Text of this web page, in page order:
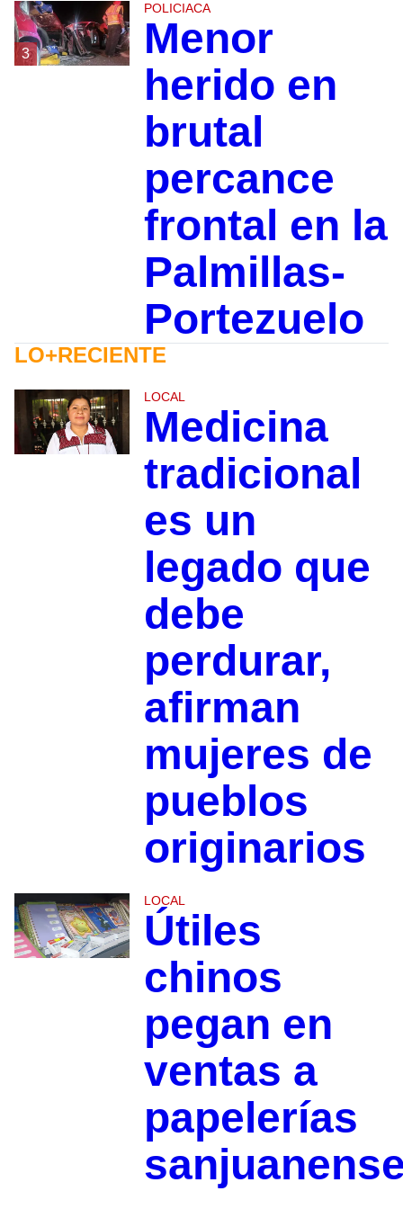
3
POLICIACA
Menor
herido en
brutal
percance
frontal en la
Palmillas-
Portezuelo
LO+RECIENTE
LOCAL
Medicina
tradicional
es un
legado que
debe
perdurar,
afirman
mujeres de
pueblos
originarios
LOCAL
Útiles
chinos
pegan en
ventas a
papelerías